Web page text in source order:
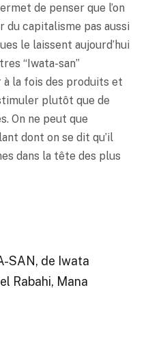
de penser que l’on
du capitalisme pas aussi
le laissent aujourd’hui
“Iwata-san”
la fois des produits et
plutôt que de
On ne peut que
dont on se dit qu’il
dans la tête des plus
SAN, de Iwata
Rabahi, Mana